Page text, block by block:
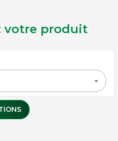
votre produit